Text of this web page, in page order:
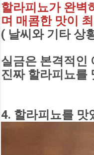
할라피뇨가 완벽
며 매콤한 맛이
( 날씨와 기타 상
실금은 본격적인
진짜 할라피뇨를
4. 할라피뇨를 맛